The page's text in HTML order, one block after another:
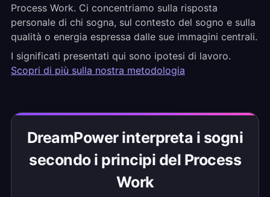
Process Work. Ci concentriamo sulla risposta
personale di chi sogna, sul contesto del sogno e sulla
qualità o energia espressa dalle sue immagini centrali.
I significati presentati qui sono ipotesi di lavoro.
Scopri di più sulla nostra metodologia
DreamPower interpreta i sogni
secondo i principi del Process
Work